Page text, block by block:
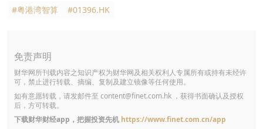
#粤港湾智算 #01396.HK
免责声明
财华网所刊载内容之知识产权为财华网及相关权利人专属所有或持有未经许
可，禁止进行转载、摘编、复制及建立镜像等任何使用。
如有意愿转载，请发邮件至 content@finet.com.hk ，获得书面确认及授权
后，方可转载。
下载财华财经app，把握投资先机 https://www.finet.com.cn/app